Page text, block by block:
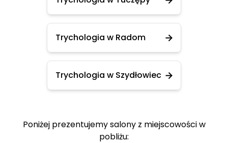
Trychologia w Radom
Trychologia w Szydłowiec
Poniżej prezentujemy salony z miejscowości w
pobliżu: